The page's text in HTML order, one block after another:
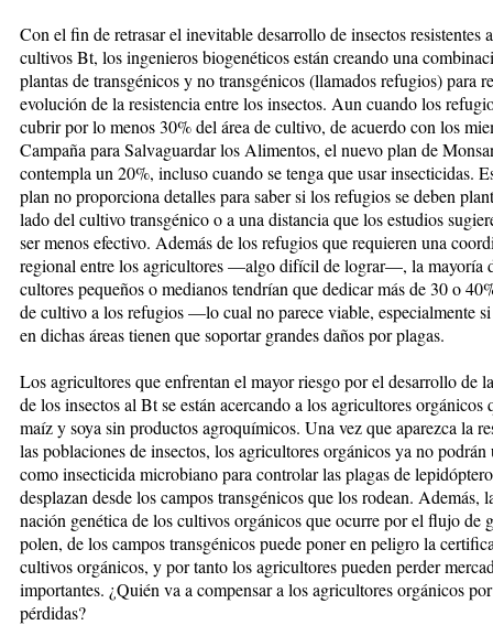
Con el fin de retrasar el inevitable desarrollo de insectos resistentes
cultivos Bt, los ingenieros biogenéticos están creando una
plantas de transgénicos y no trans­gé­ni­cos (llamados refugios) para
evolución de la resistencia entre los insectos. Aun cuando los
cubrir por lo menos 30% del área de cul­ti­vo, de acuerdo con los
Campaña para Salvaguardar los Alimentos, el nuevo plan de
contempla un 20%, incluso cuando se tenga que usar in­sec­ticidas.
plan no propor­cio­na detalles para saber si los refugios se deben
lado del cultivo trans­génico o a una distancia que los estudios
ser menos efectivo. Además de los re­­fu­gios que requieren una
regional entre los agricultores —algo difícil de lograr—, la mayoría
cultores pequeños o medianos ten­drían que dedicar más de 30 o
de cultivo a los refugios —lo cual no parece viable, especial­men­te
en dichas áreas tienen que soportar grandes daños por plagas.
Los agricultores que enfrentan el ma­yor riesgo por el desarrollo de
de los insectos al Bt se están acercando a los agricultores orgánicos
maíz y soya sin pro­­­duc­tos agroquímicos. Una vez que apa­rezca la
las pobla­cio­nes de insectos, los agricultores or­gá­ni­cos ya no podrán
como in­sec­ti­ci­da microbiano para controlar las plagas de
desplazan desde los campos transgénicos que los rodean. Además,
na­ción ge­nética de los cultivos orgánicos que ocurre por el flujo de
polen, de los campos transgénicos pue­de poner en peligro la
cultivos orgánicos, y por tan­to los agricultores pueden perder
importantes. ¿Quién va a com­pensar a los agricultores orgánicos por
pérdidas?